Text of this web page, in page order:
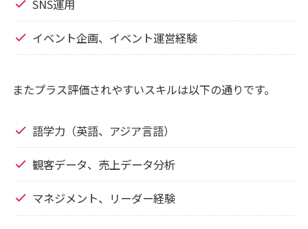
SNS運用
イベント企画、イベント運営経験
またプラス評価されやすいスキルは以下の通りです。
語学力（英語、アジア言語）
観客データ、売上データ分析
マネジメント、リーダー経験